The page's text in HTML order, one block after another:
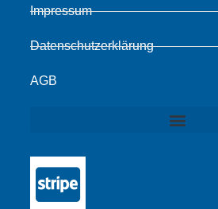
Impressum
Datenschutzerklärung
AGB